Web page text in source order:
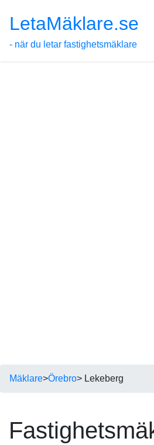
LetaMäklare.se
- när du letar fastighetsmäklare
Mäklare>Örebro> Lekeberg